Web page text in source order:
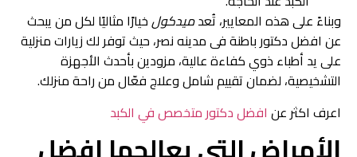
وبناءً على هذه المعايير، تُعدميدكولخيارًا مثاليًا لكل من يبحث
عن افضل دكتور باطنة فى مدينه نصر، حيث توفر لك زيارات منزلية
على يد أطباء ذوي كفاءة عالية، مزودين بأحدث الأجهزة
التشخيصية، لضمان تقييم شامل وعلاج فعّال من راحة منزلك.
اعرف اكثر عن افضل دكتور متخصص في الكبد